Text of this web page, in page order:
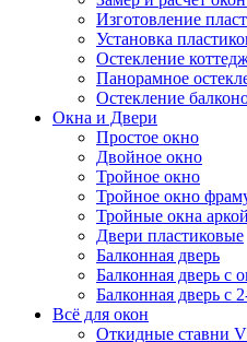
Изготовление
Установка
Остекление
Панорамное
Остекление
Окна и Двери
Простое окно
Двойное окно
Тройное окно
Тройное окно
Тройные окна аркой
Двери пластиковые
Балконная дверь
Балконная дверь с
Балконная дверь с
Всё для окон
Откидные ставни